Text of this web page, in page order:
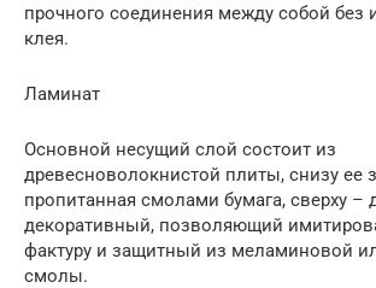
прочного соединения между собой без
клея.
Ламинат
Основной несущий слой состоит из
древесноволокнистой плиты, снизу ее
пропитанная смолами бумага, сверху –
декоративный, позволяющий
фактуру и защитный из меламиновой
смолы.